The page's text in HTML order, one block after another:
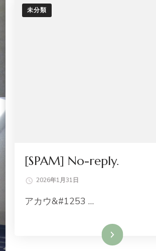
未分類
[SPAM] No-reply.
2026年1月31日
アカウ&#1253 …
続きを読む